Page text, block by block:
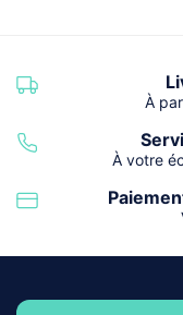
À
À votre